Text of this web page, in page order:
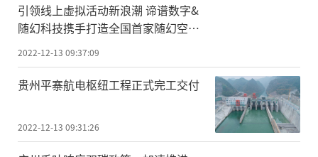
引领线上虚拟活动新浪潮 谛谱数字&
随幻科技携手打造全国首家随幻空间
体验中心
2022-12-13 09:37:09
贵州平寨航电枢纽工程正式完工交付
2022-12-13 09:31:26